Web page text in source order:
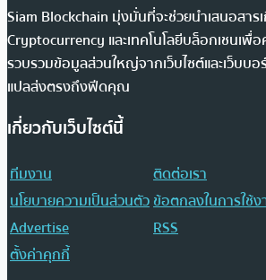
Siam Blockchain มุ่งมั่นที่จะช่วยนำเสนอสาร
Cryptocurrency และเทคโนโลยีบล็อกเชนเพื่อ
รวบรวมข้อมูลส่วนใหญ่จากเว็บไซต์และเว็บบอ
แปลส่งตรงถึงฟีดคุณ
เกี่ยวกับเว็บไซต์นี้
ทีมงาน
ติดต่อเรา
นโยบายความเป็นส่วนตัวข้อตกลงในการใช้
Advertise
RSS
ตั้งค่าคุกกี้